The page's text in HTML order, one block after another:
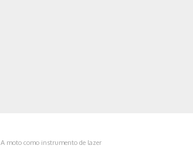
Scooter elétrica
A moto como instrumento de lazer